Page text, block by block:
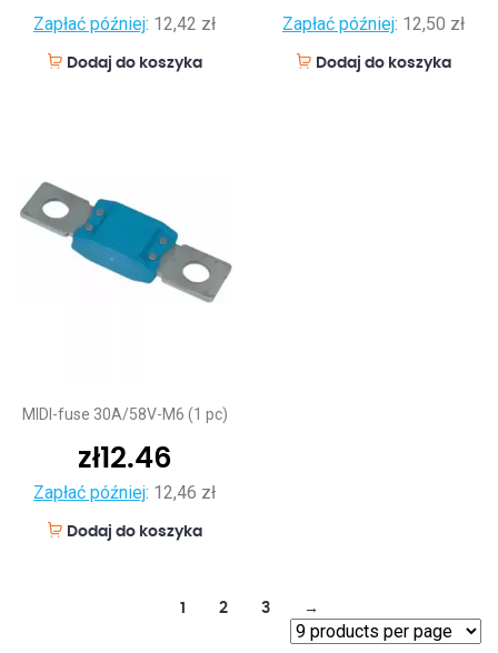
Zapłać później: 12,42 zł
Dodaj do koszyka
Zapłać później: 12,50 zł
Dodaj do koszyka
MIDI-fuse 30A/58V-M6 (1 pc)
zł12.46
Zapłać później: 12,46 zł
Dodaj do koszyka
1 2 3 →